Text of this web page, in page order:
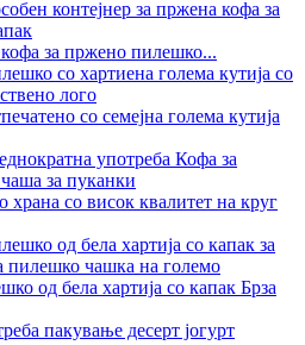
за пржено пилешко...
со семејна голема кутија
храна со висок квалитет на круг
од бела хартија со капак Брза